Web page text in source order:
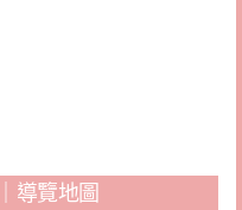
導覽地圖